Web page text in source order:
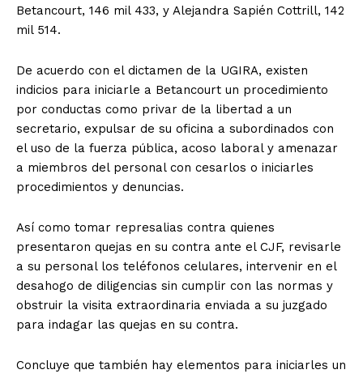
Betancourt, 146 mil 433, y Alejandra Sapién Cottrill, 142
mil 514.
De acuerdo con el dictamen de la UGIRA, existen
indicios para iniciarle a Betancourt un procedimiento
por conductas como privar de la libertad a un
secretario, expulsar de su oficina a subordinados con
el uso de la fuerza pública, acoso laboral y amenazar
a miembros del personal con cesarlos o iniciarles
procedimientos y denuncias.
Así como tomar represalias contra quienes
presentaron quejas en su contra ante el CJF, revisarle
a su personal los teléfonos celulares, intervenir en el
desahogo de diligencias sin cumplir con las normas y
obstruir la visita extraordinaria enviada a su juzgado
para indagar las quejas en su contra.
Concluye que también hay elementos para iniciarles un